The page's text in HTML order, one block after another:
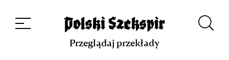
projekcie
Kontakt Indeks strony Aplikacja
Repozytorium XIX w.
Przeglądaj przekłady